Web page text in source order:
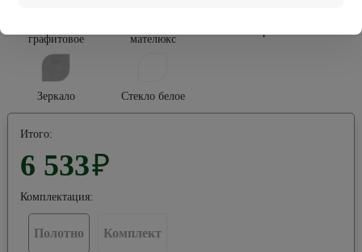
графитовое
мателюкс
Зеркало Стекло белое
Итого:
6 533₽
Комплектация:
Полотно Комплект